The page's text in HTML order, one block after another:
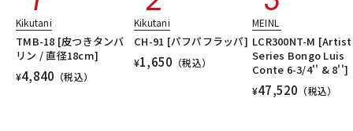
DTM オンライン納品 レコーディング機器
配信/ライブ機器 楽器アクセサリ
Kikutani
TMB-18 [皮つきタンバ
リン / 直径18cm]
¥4,840 （税込）
Kikutani
CH-91 [パフパフラッパ]
¥1,650 （税込）
MEINL
LCR300NT-M [Artist
Series Bongo Luis
Conte 6-3/4'' & 8'']
¥47,520 （税込）